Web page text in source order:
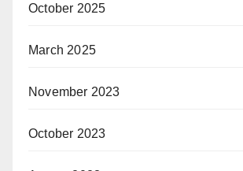
October 2025
March 2025
November 2023
October 2023